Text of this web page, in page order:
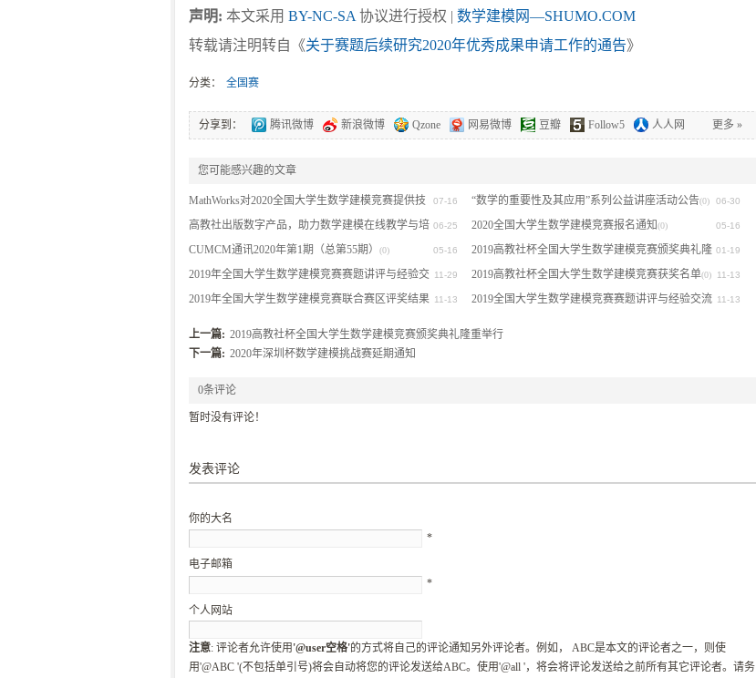
声明: 本文采用 BY-NC-SA 协议进行授权 | 数学建模网—SHUMO.COM
转载请注明转自《关于赛题后续研究2020年优秀成果申请工作的通告》
分类： 全国赛
分享到： 腾讯微博 新浪微博 Qzone 网易微博 豆瓣 Follow5 人人网 更多 »
您可能感兴趣的文章
07-16
MathWorks对2020全国大学生数学建模竞赛提供技
术支持的公告(0)
06-30
“数学的重要性及其应用”系列公益讲座活动公告(0)
06-25
高教社出版数字产品，助力数学建模在线教学与培
训(0)
05-16
2020全国大学生数学建模竞赛报名通知(0)
05-16
CUMCM通讯2020年第1期（总第55期） (0) 01-19
2019高教社杯全国大学生数学建模竞赛颁奖典礼隆
重举行(0)
11-29
2019年全国大学生数学建模竞赛赛题讲评与经验交
流会在珠海成功举行(0)
11-13
2019高教社杯全国大学生数学建模竞赛获奖名单(0)
11-13
2019年全国大学生数学建模竞赛联合赛区评奖结果 11-13
2019全国大学生数学建模竞赛赛题讲评与经验交流
上一篇: 2019高教社杯全国大学生数学建模竞赛颁奖典礼隆重举行
下一篇: 2020年深圳杯数学建模挑战赛延期通知
0条评论
暂时没有评论！
发表评论
你的大名
*
电子邮箱
*
个人网站
注意: 评论者允许使用 '@user空格'的方式将自己的评论通知另外评论者。例如， ABC是本文的评论者之一，则使
用'@ABC '(不包括单引号)将会自动将您的评论发送给ABC。使用'@all '，将会将评论发送给之前所有其它评论者。请务